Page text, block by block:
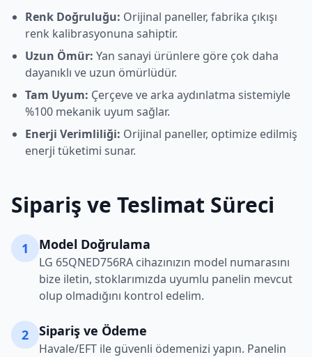
Renk Doğruluğu: Orijinal paneller, fabrika çıkışı
renk kalibrasyonuna sahiptir.
Uzun Ömür: Yan sanayi ürünlere göre çok daha
dayanıklı ve uzun ömürlüdür.
Tam Uyum: Çerçeve ve arka aydınlatma sistemiyle
%100 mekanik uyum sağlar.
Enerji Verimliliği: Orijinal paneller, optimize edilmiş
enerji tüketimi sunar.
Sipariş ve Teslimat Süreci
1 Model Doğrulama
LG 65QNED756RA cihazınızın model numarasını
bize iletin, stoklarımızda uyumlu panelin mevcut
olup olmadığını kontrol edelim.
2 Sipariş ve Ödeme
Havale/EFT ile güvenli ödemenizi yapın. Panelin